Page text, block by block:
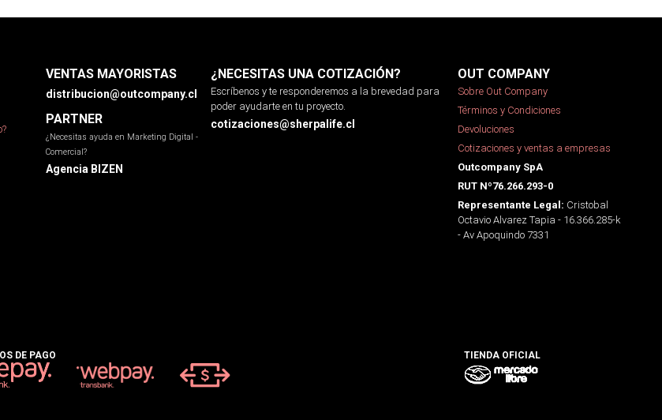
VENTAS MAYORISTAS
distribucion@outcompany.cl
PARTNER
¿Necesitas ayuda en Marketing Digital -
Comercial?
Agencia BIZEN
¿NECESITAS UNA COTIZACIÓN?
Escríbenos y te responderemos a la brevedad para
poder ayudarte en tu proyecto.
cotizaciones@sherpalife.cl
OUT COMPANY
Sobre Out Company
Términos y Condiciones
Devoluciones
Cotizaciones y ventas a empresas
Outcompany SpA
RUT Nº76.266.293-0
Representante Legal: Cristobal
Octavio Alvarez Tapia - 16.366.285-k
- Av Apoquindo 7331
DE PAGO TIENDA OFICIAL